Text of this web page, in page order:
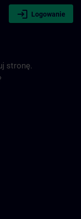
login Logowanie
stronę.